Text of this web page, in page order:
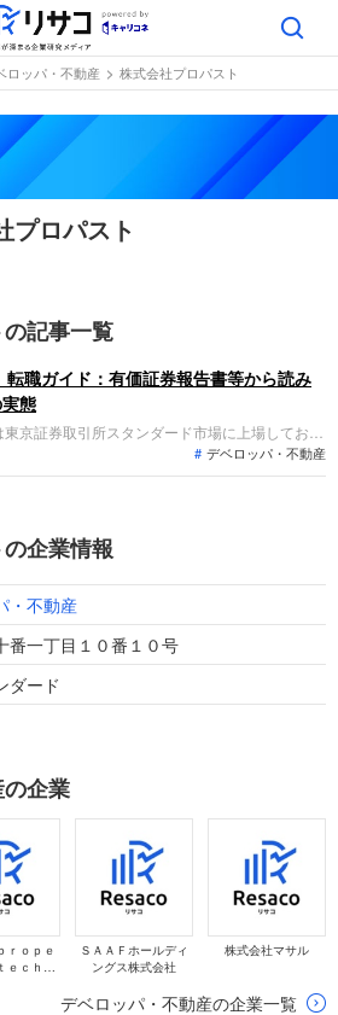
ロッパ・不動産 株式会社プロパスト
プロパスト
記事一覧
転職ガイド：有価証券報告書等から読み
態
東京証券取引所スタンダード市場に上場してお
中心に分譲開発、賃貸開発、バリューアップ事業
合不動産会社です。直近の決算では売上高278億
デベロッパ・不動産
企業情報
・不動産
番一丁目１０番１０号
ダード
企業
ｒｏｐｅ
ｅｃｈｎ
ＳＡＡＦホールディ
ングス株式会社
株式会社マサル
デベロッパ・不動産の企業一覧